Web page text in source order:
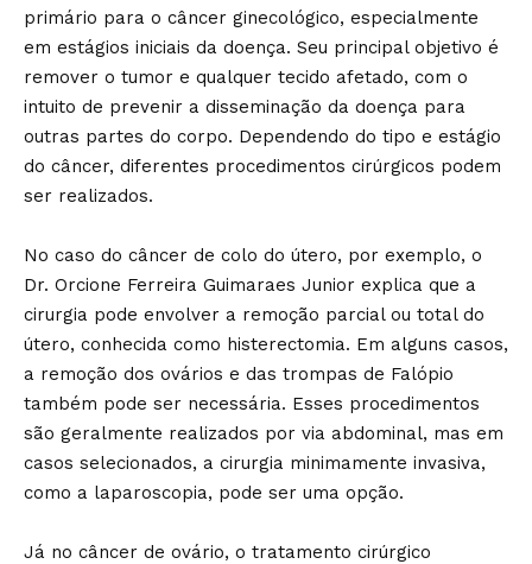
primário para o câncer ginecológico, especialmente
em estágios iniciais da doença. Seu principal objetivo é
remover o tumor e qualquer tecido afetado, com o
intuito de prevenir a disseminação da doença para
outras partes do corpo. Dependendo do tipo e estágio
do câncer, diferentes procedimentos cirúrgicos podem
ser realizados.
No caso do câncer de colo do útero, por exemplo, o
Dr. Orcione Ferreira Guimaraes Junior explica que a
cirurgia pode envolver a remoção parcial ou total do
útero, conhecida como histerectomia. Em alguns casos,
a remoção dos ovários e das trompas de Falópio
também pode ser necessária. Esses procedimentos
são geralmente realizados por via abdominal, mas em
casos selecionados, a cirurgia minimamente invasiva,
como a laparoscopia, pode ser uma opção.
Já no câncer de ovário, o tratamento cirúrgico